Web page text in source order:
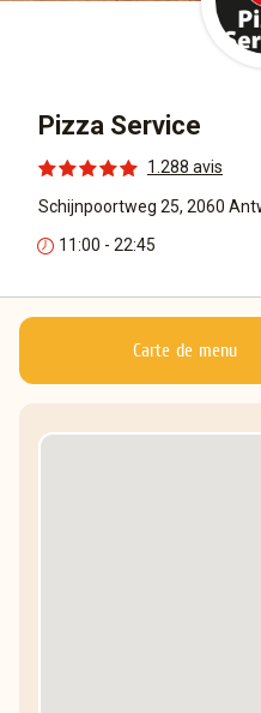
Pizza Service
1.288 avis
Schijnpoortweg 25, 2060
11:00 - 22:45
Carte de menu